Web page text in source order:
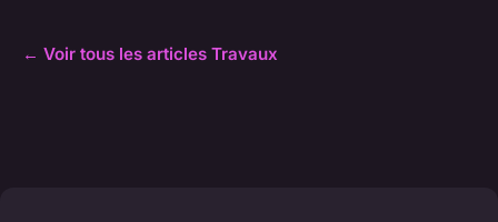
← Voir tous les articles Travaux